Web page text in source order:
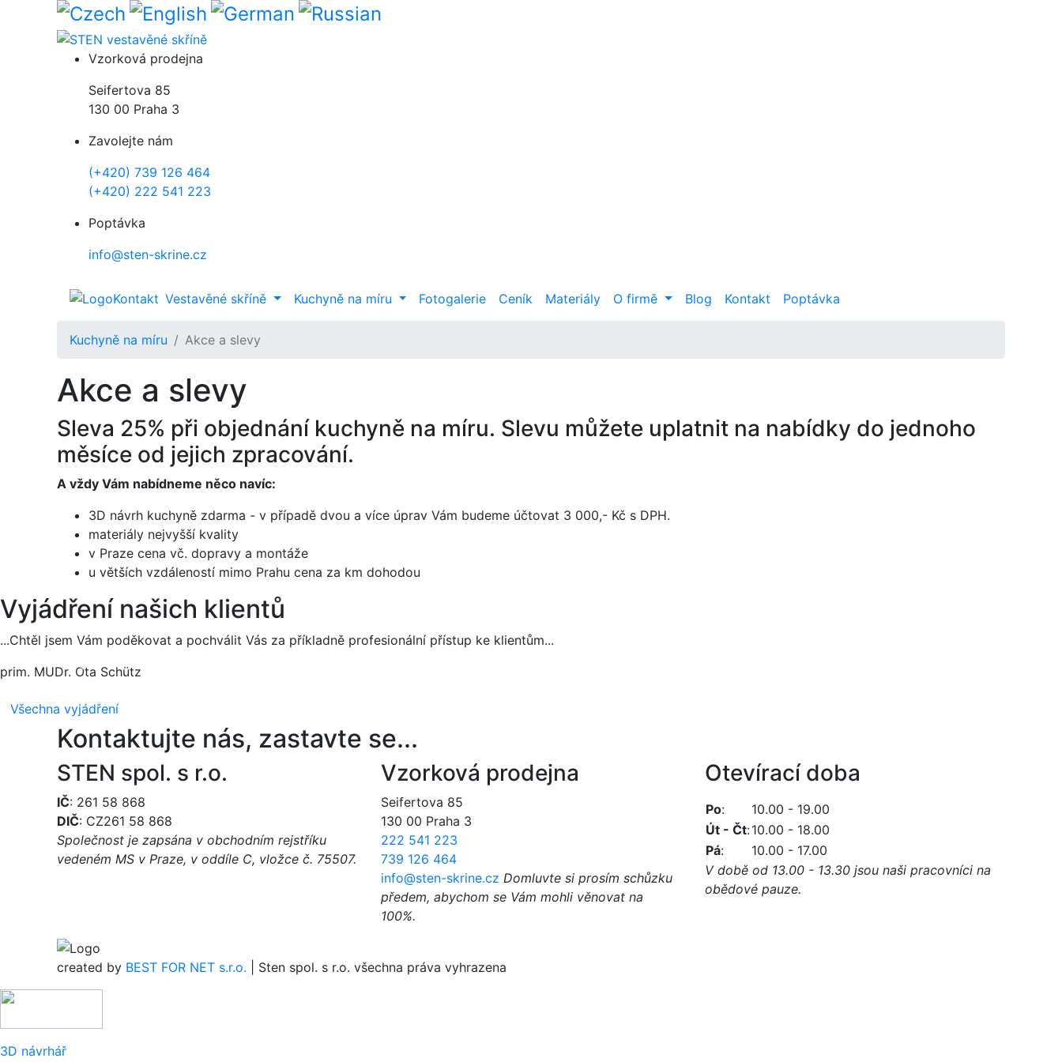
Přejít k hlavnímu obsahu
Vzorková prodejna
Seifertova 85
130 00 Praha 3
Zavolejte nám
(+420) 739 126 464
(+420) 222 541 223
Poptávka
info@sten-skrine.cz
Kontakt Vestavěné skříně Kuchyně na míru Fotogalerie Ceník Materiály O firmě Blog Kontakt Poptávka
Kuchyně na míru Akce a slevy
Akce a slevy
Sleva 25% při objednání kuchyně na míru. Slevu můžete uplatnit na nabídky do jednoho
měsíce od jejich zpracování.
A vždy Vám nabídneme něco navíc:
3D návrh kuchyně zdarma - v případě dvou a více úprav Vám budeme účtovat 3 000,- Kč s DPH.
materiály nejvyšší kvality
v Praze cena vč. dopravy a montáže
u větších vzdáleností mimo Prahu cena za km dohodou
Vyjádření našich klientů
...Chtěl jsem Vám poděkovat a pochválit Vás za příkladně profesionální přístup ke klientům...
prim. MUDr. Ota Schütz
Všechna vyjádření
Kontaktujte nás, zastavte se...
STEN spol. s r.o.
IČ: 261 58 868
DIČ: CZ261 58 868
Společnost je zapsána v obchodním rejstříku
vedeném MS v Praze, v oddíle C, vložce č. 75507.
Vzorková prodejna
Seifertova 85
130 00 Praha 3
222 541 223
739 126 464
info@sten-skrine.cz Domluvte si prosím schůzku
předem, abychom se Vám mohli věnovat na
100%.
Otevírací doba
Po:
10.00 - 19.00
Út - Čt:10.00 - 18.00
Pá:
10.00 - 17.00
V době od 13.00 - 13.30 jsou naši pracovníci na
obědové pauze.
created by BEST FOR NET s.r.o. | Sten spol. s r.o. všechna práva vyhrazena
3D návrhář